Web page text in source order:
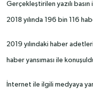
Gerçekleştirilen yazılı
2018 yılında 196 bin 116
2019 yılındaki haber
haber yansıması ile
İnternet ile ilgili medyaya